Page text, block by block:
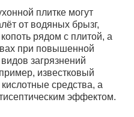
плитке могут
от водяных брызг,
рядом с плитой, а
при повышенной
загрязнений
известковый
средства, а
эффектом.